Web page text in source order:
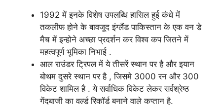
1992 में इनके विशेष उपलब्धि हासिल हुई कंधे में
तकलीफ होने के बावजूद इंग्लैंड पाकिस्तान के एक वन डे
मैच में इन्होने अच्छा प्रदर्शन कर विश्व कप जितने में
महत्वपूर्ण भूमिका निभाई .
आल राउंडर ट्रिपल में ये तीसरें स्थान पर है और इयान
बोथम दुसरे स्थान पर है , जिसमे 3000 रन और 300
विकेट शामिल है . ये सर्वाधिक विकेट लेकर सर्वश्रेष्ठ
गेंदबाजी का वर्ल्ड रिकॉर्ड बनाने वाले कप्तान है.